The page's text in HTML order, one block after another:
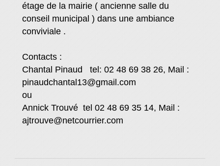
étage de la mairie ( ancienne salle du
conseil municipal ) dans une ambiance
conviviale .
Contacts :
Chantal Pinaud tel: 02 48 69 38 26, Mail :
pinaudchantal13@gmail.com
ou
Annick Trouvé tel 02 48 69 35 14, Mail :
ajtrouve@netcourrier.com